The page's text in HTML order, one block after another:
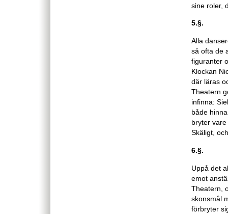
sine roler,
5.§.
Alla
så ofta de
figuranter
Klockan
där läras
Theatern
infinna:
både
bryter
Skäligt,
6.§.
Uppå det
emot
Theatern,
skonsmål
förbryter